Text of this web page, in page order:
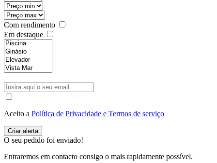
Com rendimento
Em destaque
Aceito a Política de Privacidade e Termos de serviço
O seu pedido foi enviado!
Entraremos em contacto consigo o mais rapidamente possível.